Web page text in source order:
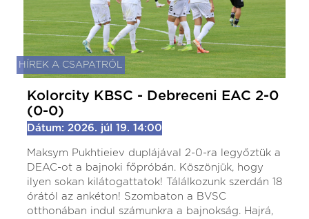
HÍREK A CSAPATRÓL
Kolorcity KBSC - Debreceni EAC 2-0
(0-0)
Dátum: 2026. júl 19. 14:00
Maksym Pukhtieiev duplájával 2-0-ra legyőztük a
DEAC-ot a bajnoki főpróbán. Köszönjük, hogy
ilyen sokan kilátogattatok! Tálálkozunk szerdán 18
órától az ankéton! Szombaton a BVSC
otthonában indul számunkra a bajnokság. Hajrá,